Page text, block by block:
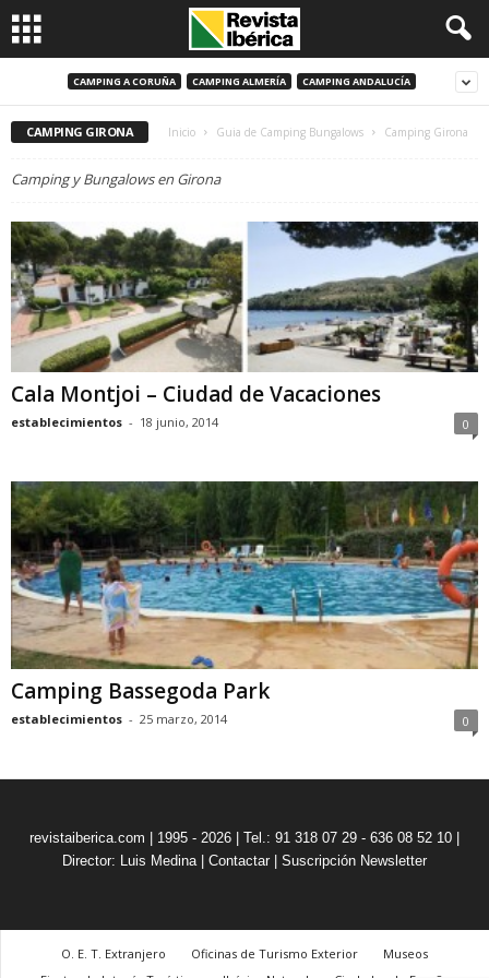
CAMPING A CORUÑA CAMPING ALMERÍA CAMPING ANDALUCÍA
CAMPING GIRONA Inicio Guia de Camping Bungalows Camping Girona
Camping y Bungalows en Girona
Cala Montjoi – Ciudad de Vacaciones
establecimientos - 18 junio, 2014 0
Camping Bassegoda Park
establecimientos - 25 marzo, 2014 0
revistaiberica.com | 1995 - 2026 | Tel.: 91 318 07 29 - 636 08 52 10 |
Director: Luis Medina | Contactar | Suscripción Newsletter
O. E. T. Extranjero Oficinas de Turismo Exterior
Museos